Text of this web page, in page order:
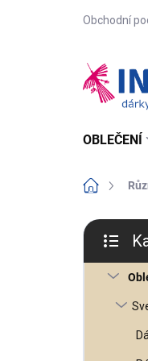
Obchodní
OBLEČENÍ
Domů
P
o